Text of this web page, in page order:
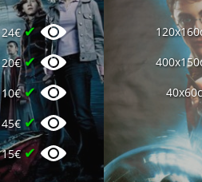
24€✔
20€✔
10€✔
45€ ✔
15€✔